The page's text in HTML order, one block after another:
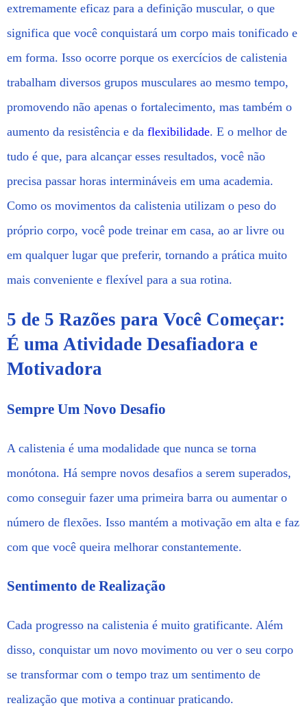
extremamente eficaz para a definição muscular, o que
significa que você conquistará um corpo mais tonificado e
em forma. Isso ocorre porque os exercícios de calistenia
trabalham diversos grupos musculares ao mesmo tempo,
promovendo não apenas o fortalecimento, mas também o
aumento da resistência e da flexibilidade. E o melhor de
tudo é que, para alcançar esses resultados, você não
precisa passar horas intermináveis em uma academia.
Como os movimentos da calistenia utilizam o peso do
próprio corpo, você pode treinar em casa, ao ar livre ou
em qualquer lugar que preferir, tornando a prática muito
mais conveniente e flexível para a sua rotina.
5 de 5 Razões para Você Começar:
É uma Atividade Desafiadora e
Motivadora
Sempre Um Novo Desafio
A calistenia é uma modalidade que nunca se torna
monótona. Há sempre novos desafios a serem superados,
como conseguir fazer uma primeira barra ou aumentar o
número de flexões. Isso mantém a motivação em alta e faz
com que você queira melhorar constantemente.
Sentimento de Realização
Cada progresso na calistenia é muito gratificante. Além
disso, conquistar um novo movimento ou ver o seu corpo
se transformar com o tempo traz um sentimento de
realização que motiva a continuar praticando.